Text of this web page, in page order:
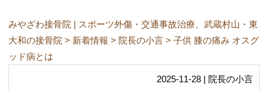
みやざわ接骨院 | スポーツ外傷・交通事故治療、武蔵村山・東
大和の接骨院 > 新着情報 > 院長の小言 > 子供 膝の痛み オスグ
ッド病とは
2025-11-28 | 院長の小言